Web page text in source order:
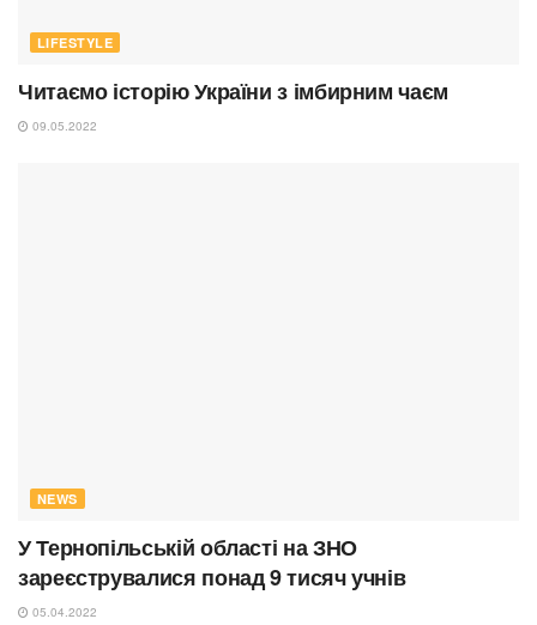
LIFESTYLE
Читаємо історію України з імбирним чаєм
09.05.2022
NEWS
У Тернопільській області на ЗНО
зареєструвалися понад 9 тисяч учнів
05.04.2022